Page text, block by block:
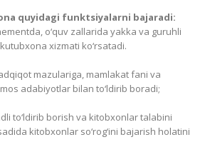
quyidagi funktsiyalarni bajaradi:
o‘quv zallarida yakka va guruhli
xizmati ko‘rsatadi.
mazulariga, mamlakat fani va
adabiyotlar bilan to‘ldirib boradi;
to‘ldirib borish va kitobxonlar talabini
kitobxonlar so‘rog‘ini bajarish holatini